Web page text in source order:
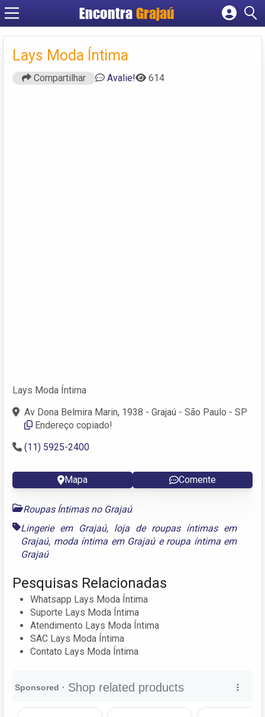
Encontra Grajaú
Cadastrar empresa
Criar conta
Lays Moda Íntima
Compartilhar Avalie! 614
Lays Moda Íntima
Av Dona Belmira Marin, 1938 - Grajaú - São Paulo - SP
Endereço copiado!
(11) 5925-2400
Mapa Comente
Roupas Íntimas no Grajaú
Lingerie em Grajaú, loja de roupas íntimas em
Grajaú, moda íntima em Grajaúe roupa íntima em
Grajaú
Pesquisas Relacionadas
Whatsapp Lays Moda Íntima
Suporte Lays Moda Íntima
Atendimento Lays Moda Íntima
SAC Lays Moda Íntima
Contato Lays Moda Íntima